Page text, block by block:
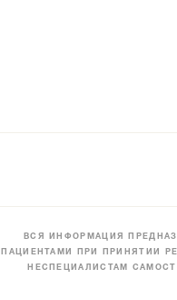
ВСЯ ИНФОРМАЦИЯ
ПАЦИЕНТАМИ ПРИ ПРИНЯТИИ
НЕСПЕЦИАЛИСТАМ